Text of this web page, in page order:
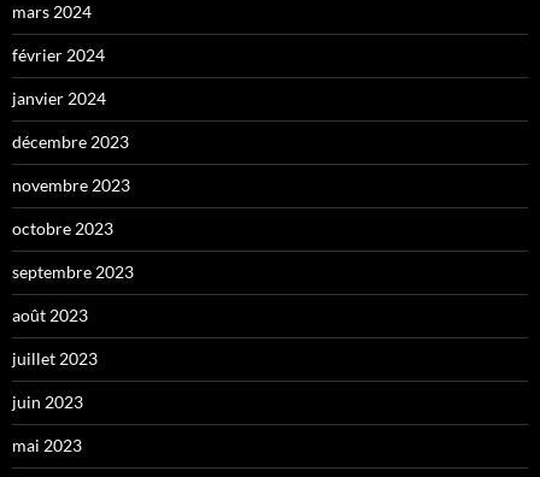
mars 2024
février 2024
janvier 2024
décembre 2023
novembre 2023
octobre 2023
septembre 2023
août 2023
juillet 2023
juin 2023
mai 2023